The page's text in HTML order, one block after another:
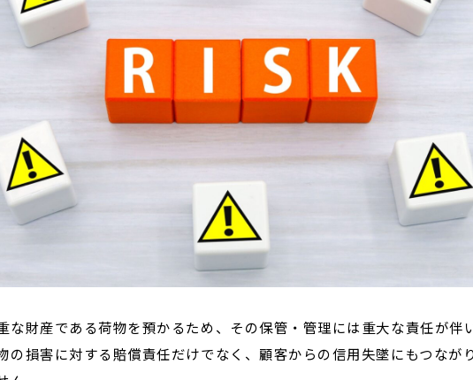
な財産である荷物を預かるため、その保管・管理には重大な責任が伴
の損害に対する賠償責任だけでなく、顧客からの信用失墜にもつなが